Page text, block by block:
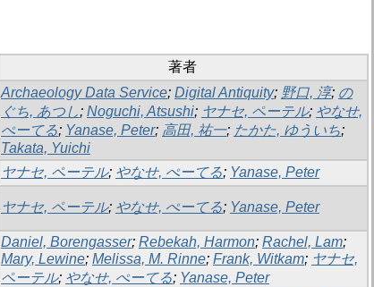
著者
Archaeology Data Service; Digital Antiquity; 野口, 淳; の
ぐち, あつし; Noguchi, Atsushi; ヤナセ, ペーテル; やなせ,
ぺーてる; Yanase, Peter; 高田, 祐一; たかた, ゆういち;
Takata, Yuichi
ヤナセ, ペーテル; やなせ, ぺーてる; Yanase, Peter
ヤナセ, ペーテル; やなせ, ぺーてる; Yanase, Peter
Daniel, Borengasser; Rebekah, Harmon; Rachel, Lam;
Mary, Lewine; Melissa, M. Rinne; Frank, Witkam; ヤナセ,
ペーテル; やなせ, ぺーてる; Yanase, Peter